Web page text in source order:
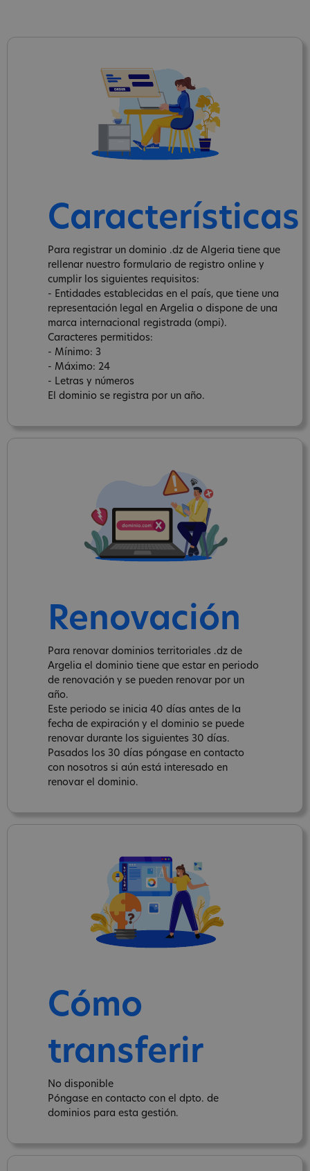
Características
Para registrar un dominio .dz de Algeria tiene que
rellenar nuestro formulario de registro online y
cumplir los siguientes requisitos:
- Entidades establecidas en el país, que tiene una
representación legal en Argelia o dispone de una
marca internacional registrada (ompi).
Caracteres permitidos:
- Mínimo: 3
- Máximo: 24
- Letras y números
El dominio se registra por un año.
Renovación
Para renovar dominios territoriales .dz de
Argelia el dominio tiene que estar en periodo
de renovación y se pueden renovar por un
año.
Este periodo se inicia 40 días antes de la
fecha de expiración y el dominio se puede
renovar durante los siguientes 30 días.
Pasados los 30 días póngase en contacto
con nosotros si aún está interesado en
renovar el dominio.
Cómo
transferir
No disponible
Póngase en contacto con el dpto. de
dominios para esta gestión.